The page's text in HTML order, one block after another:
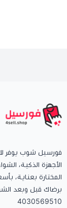
فورسيل شوب يوفر
الأجهزة الذكية،
المختارة بعناية،
برضاك قبل وبعد
4030569510